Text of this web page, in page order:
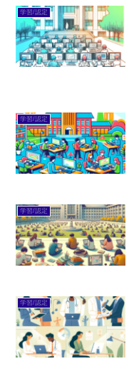
学習/認定
学習/認定
学習/認定
学習/認定